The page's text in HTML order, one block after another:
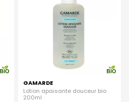
GAMARDE
Lotion apaisante douceur bio
200ml